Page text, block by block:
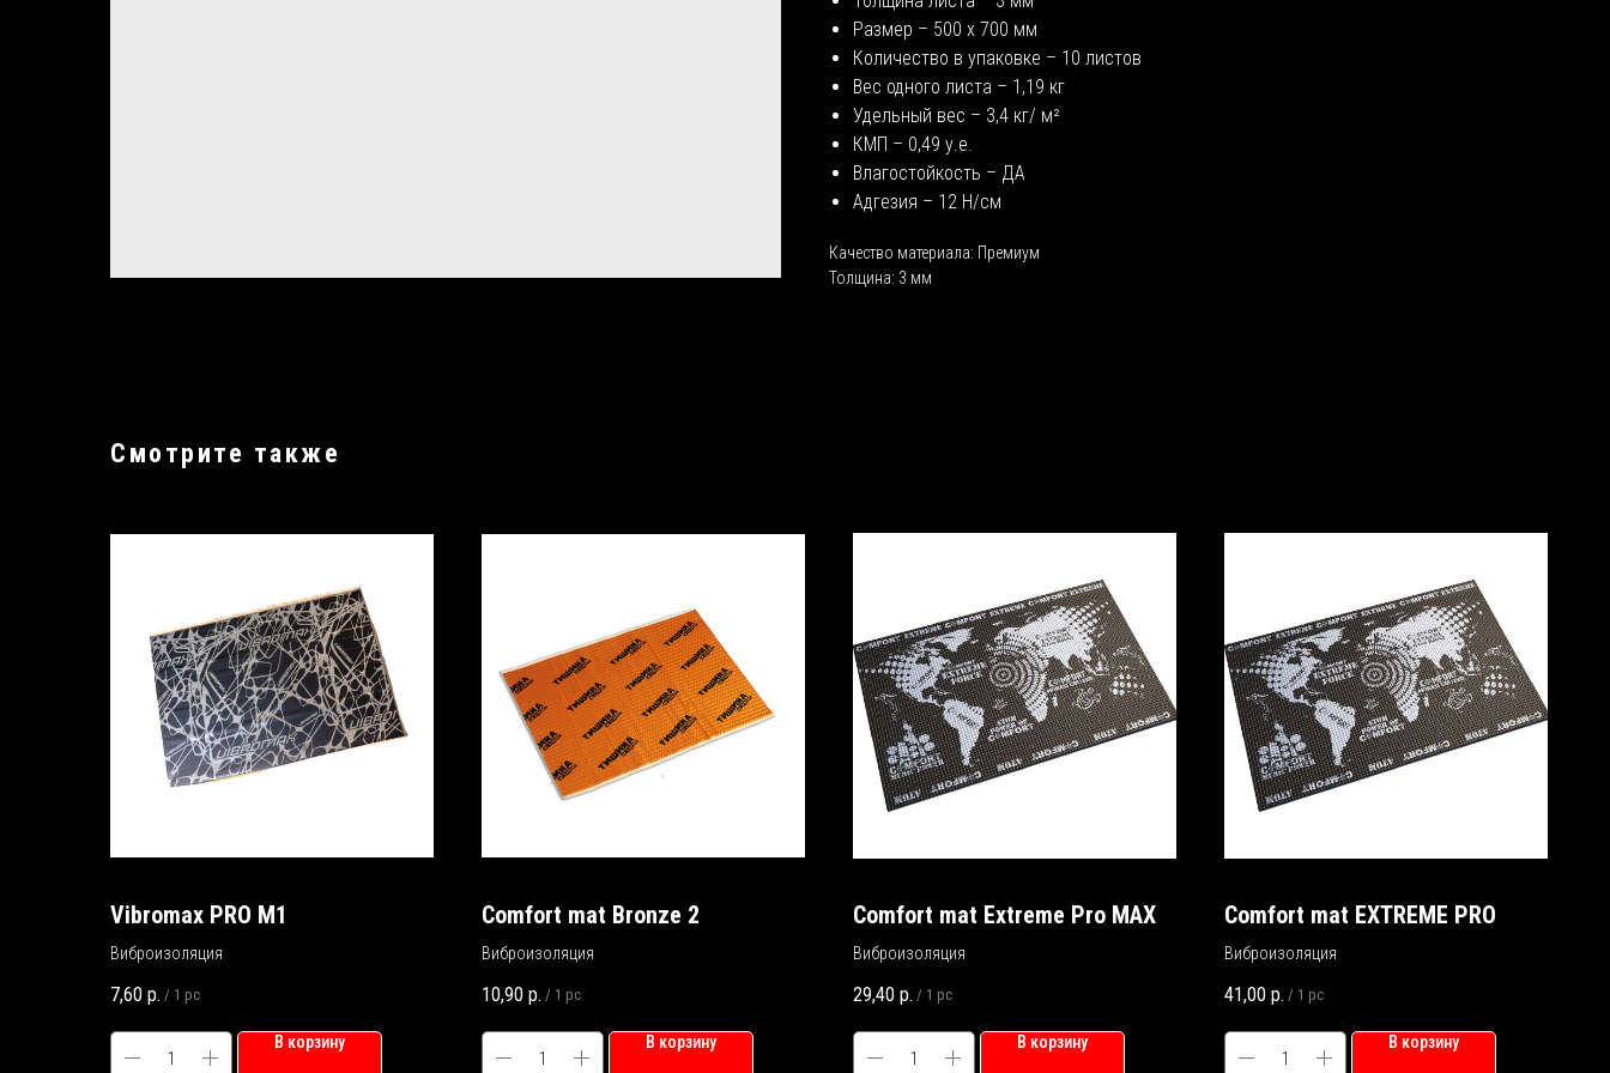
Размер – 500 х 700 мм
Количество в упаковке – 10 листов
Вес одного листа – 1,19 кг
Удельный вес – 3,4 кг/ м²
КМП – 0,49 у.е.
Влагостойкость – ДА
Адгезия – 12 Н/см
Качество материала: Премиум
Толщина: 3 мм
Смотрите также
Vibromax PRO M1
Виброизоляция
7,60 р. / 1 pc
В корзину
Comfort mat Bronze 2
Виброизоляция
10,90 р. / 1 pc
В корзину
Comfort mat Extreme Pro MAX
Виброизоляция
29,40 р. / 1 pc
В корзину
Comfort mat EXTREME PRO
Виброизоляция
41,00 р. / 1 pc
В корзину